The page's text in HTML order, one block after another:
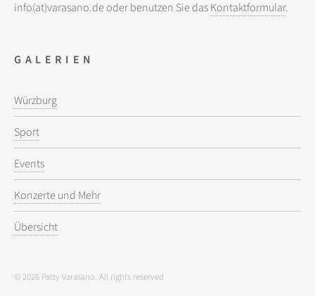
GALERIEN
Würzburg
Sport
Events
Konzerte und Mehr
Übersicht
info(at)varasano.de oder benutzen Sie dasKontaktformular.
© 2026 Patty Varasano. All rights reserved